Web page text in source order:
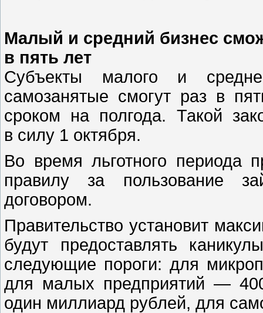
Малый и средний бизнес
в пять лет
Субъекты малого и
самозанятые смогут раз в
сроком на полгода. Такой
в силу 1 октября.
Во время льготного периода
правилу за пользование
договором.
Правительство установит
будут предоставлять
следующие пороги: для
для малых предприятий —
один миллиард рублей, для